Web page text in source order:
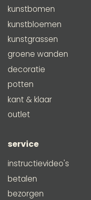
kunstbomen
kunstbloemen
kunstgrassen
groene wanden
decoratie
potten
kant & klaar
outlet
service
instructievideo's
betalen
bezorgen